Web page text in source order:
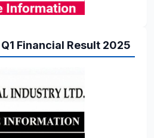
Financial Result 2025